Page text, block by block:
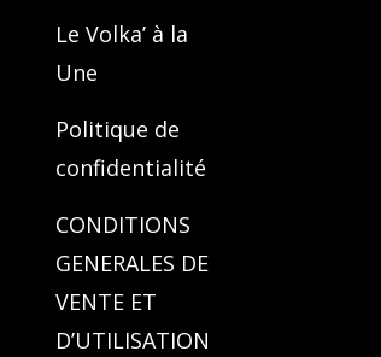
Le Volka’ à la
Une
Politique de
confidentialité
CONDITIONS
GENERALES DE
VENTE ET
D’UTILISATION